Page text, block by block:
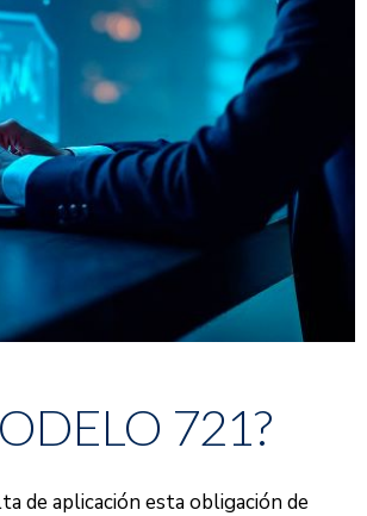
721?
de aplicación esta obligación de